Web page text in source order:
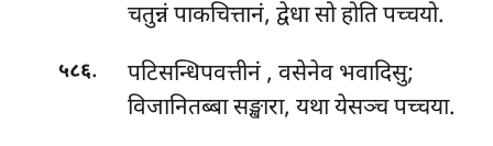
चतुन्नं पाकचित्तानं, द्वेधा सो होति पच्चयो.
५८६. पटिसन्धिपवत्तीनं , वसेनेव भवादिसु;
विजानितब्बा सङ्खारा, यथा येसञ्च पच्चया.